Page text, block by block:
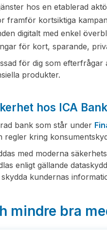
hos en etablerad
framför kortsiktiga
digitalt med enkel
för kort, sparande,
för dig som
produkter.
hos ICA
bank som står under
regler kring
med moderna
enligt gällande
kundernas
mindre bra